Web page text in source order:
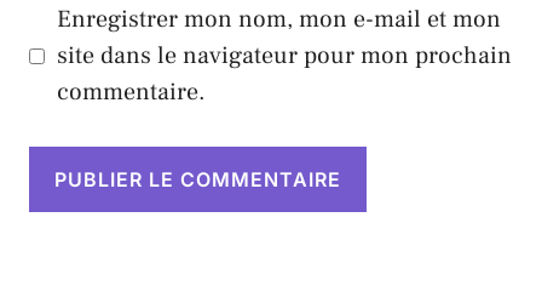
Enregistrer mon nom, mon e-mail et mon
site dans le navigateur pour mon prochain
commentaire.